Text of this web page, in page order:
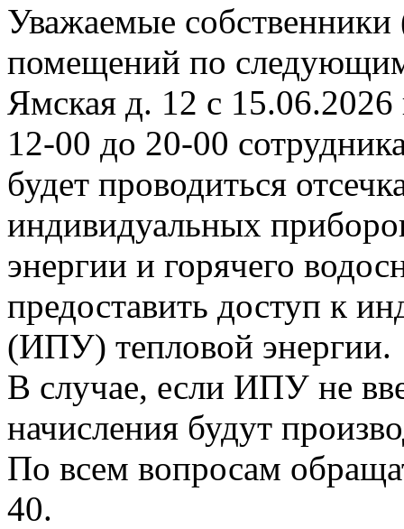
Уважаемые
помещений по
Ямская д. 12 с
12-00 до 20-00
будет проводиться
индивидуальных
энергии и горячего
предоставить доступ к
(ИПУ) тепловой энергии.
В случае, если ИПУ не
начисления будут
По всем вопросам
40.